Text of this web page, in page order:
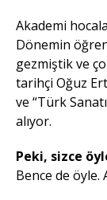
Akademi
Dönemin
gezmiştik ve
tarihçi Oğuz
ve “Türk
alıyor.
Peki, sizce
Bence de öyle.